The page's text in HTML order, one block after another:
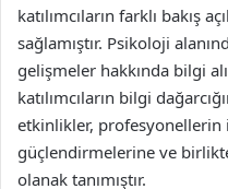
katılımcıların farklı bakış
sağlamıştır. Psikoloji
gelişmeler hakkında bilgi
katılımcıların bilgi
etkinlikler, profesyonellerin
güçlendirmelerine ve
olanak tanımıştır.